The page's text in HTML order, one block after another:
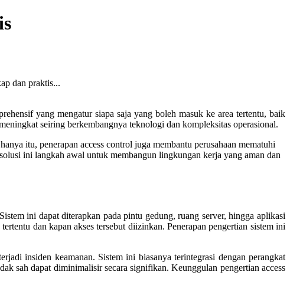
dan praktis...
yang mengatur siapa saja yang boleh masuk ke area tertentu, baik
seiring berkembangnya teknologi dan kompleksitas operasional.
itu, penerapan access control juga membantu perusahaan mematuhi
ini langkah awal untuk membangun lingkungan kerja yang aman dan
ini dapat diterapkan pada pintu gedung, ruang server, hingga aplikasi
dan kapan akses tersebut diizinkan. Penerapan pengertian sistem ini
insiden keamanan. Sistem ini biasanya terintegrasi dengan perangkat
sah dapat diminimalisir secara signifikan. Keunggulan pengertian access